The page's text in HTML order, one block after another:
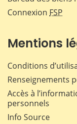
Connexion FSP
Mentions
Conditions
Renseignements
Accès à
personnels
Info Source